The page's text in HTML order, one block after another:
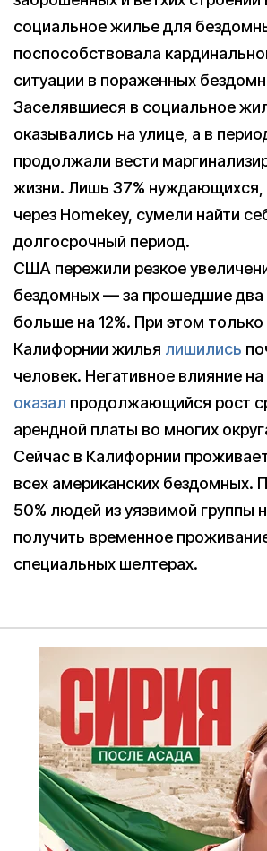
социальное жилье для
поспособствовала
ситуации в пораженных
Заселявшиеся в социальное
оказывались на улице, а в
продолжали вести
жизни. Лишь 37%
через Homekey, сумели найти
долгосрочный период.
США пережили резкое
бездомных — за прошедшие два
больше на 12%. При этом
Калифорнии жилья лишились
человек. Негативное влияние на
оказал продолжающийся рост
арендной платы во многих
Сейчас в Калифорнии
всех американских бездомных.
50% людей из уязвимой группы
получить временное
специальных шелтерах.